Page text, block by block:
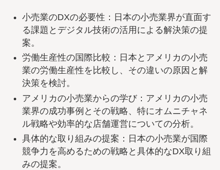
小売業のDXの必要性：日本の小売業界が直面す
る課題とデジタル技術の活用による解決策の提
案。
労働生産性の国際比較：日本とアメリカの小売
業の労働生産性を比較し、その違いの原因と解
決策を検討。
アメリカの小売業からの学び：アメリカの小売
業界の成功事例とその戦略、特にオムニチャネ
ル戦略や効率的な店舗運営についての分析。
具体的な取り組みの提案：日本の小売業が国際
競争力を高めるための戦略と具体的なDX取り組
みの提案。